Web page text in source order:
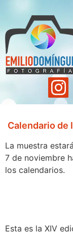
Calendario de
La muestra
7 de noviembre
los calendarios.
Esta es la XIV